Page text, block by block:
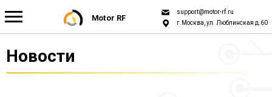
Motor RF
support@motor-rf.ru
г.Москва, ул. Люблинская д.60
Новости